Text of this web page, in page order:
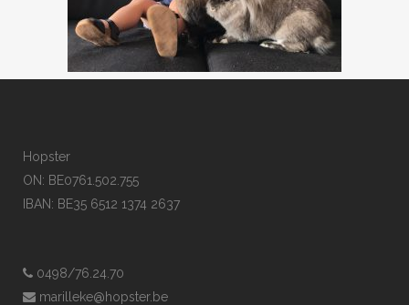
Hopster
ON: BE0761.502.755
IBAN: BE35 6512 1374 2637
0498/76.24.70
marilleke@hopster.be